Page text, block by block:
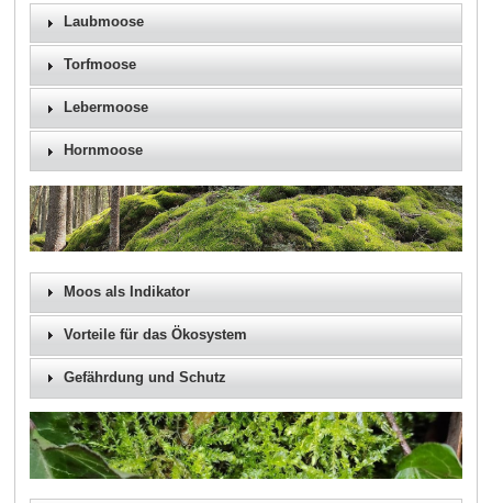
Laubmoose
Torfmoose
Lebermoose
Hornmoose
Moos als Indikator
Vorteile für das Ökosystem
Gefährdung und Schutz